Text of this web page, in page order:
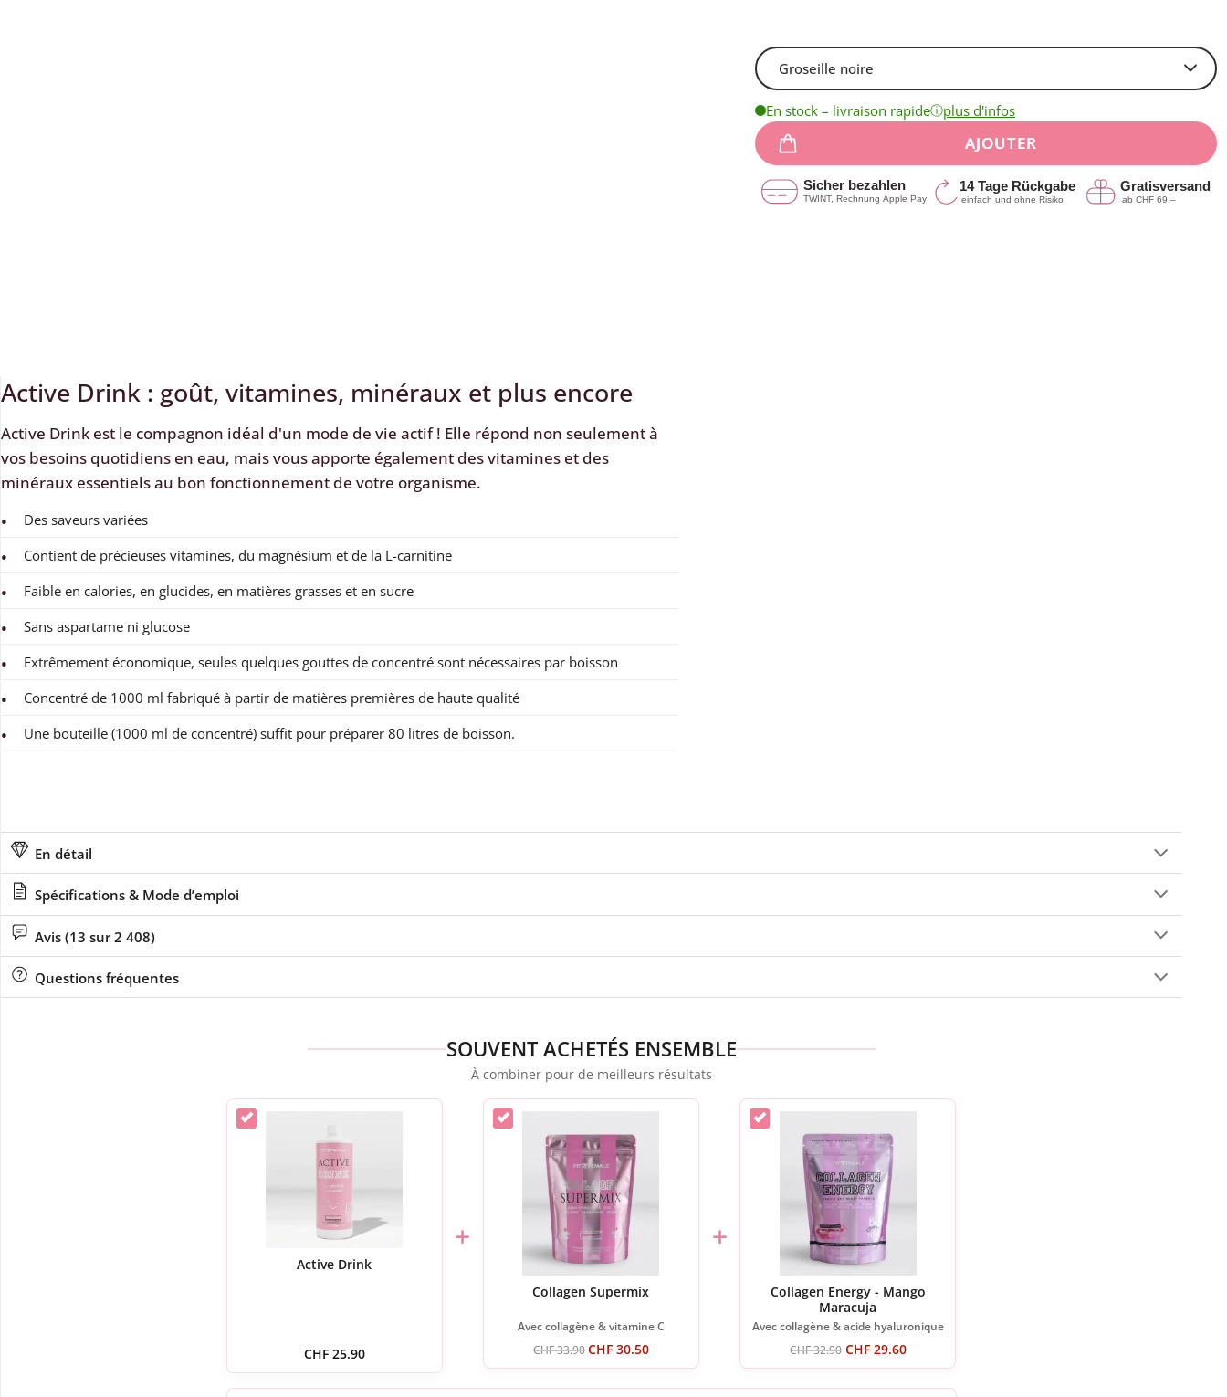
En stock – livraison rapideⓘplus d'infos
AJOUTER
Active Drink : goût, vitamines, minéraux et plus encore
Active Drink est le compagnon idéal d'un mode de vie actif ! Elle répond non seulement à
vos besoins quotidiens en eau, mais vous apporte également des vitamines et des
minéraux essentiels au bon fonctionnement de votre organisme.
Des saveurs variées
Contient de précieuses vitamines, du magnésium et de la L-carnitine
Faible en calories, en glucides, en matières grasses et en sucre
Sans aspartame ni glucose
Extrêmement économique, seules quelques gouttes de concentré sont nécessaires par boisson
Concentré de 1000 ml fabriqué à partir de matières premières de haute qualité
Une bouteille (1000 ml de concentré) suffit pour préparer 80 litres de boisson.
En détail
Spécifications & Mode d’emploi
Avis (13 sur 2 408)
Questions fréquentes
SOUVENT ACHETÉS ENSEMBLE
À combiner pour de meilleurs résultats
Active Drink
CHF25.90
+
Collagen Supermix
Avec collagène & vitamine C
CHF33.90 CHF 30.50
+
Collagen Energy - Mango
Maracuja
Avec collagène & acide hyaluronique
CHF32.90 CHF29.60